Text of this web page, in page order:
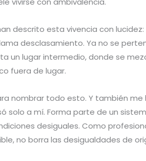
descrito esta vivencia con
desclasamiento. Ya no se
un lugar intermedio, donde se
fuera de lugar.
nombrar todo esto. Y también
solo a mí. Forma parte de un
desiguales. Como
no borra las desigualdades de